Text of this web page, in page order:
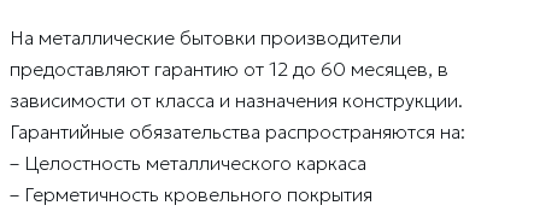
На металлические бытовки производители
предоставляют гарантию от 12 до 60 месяцев, в
зависимости от класса и назначения конструкции.
Гарантийные обязательства распространяются на:
– Целостность металлического каркаса
– Герметичность кровельного покрытия